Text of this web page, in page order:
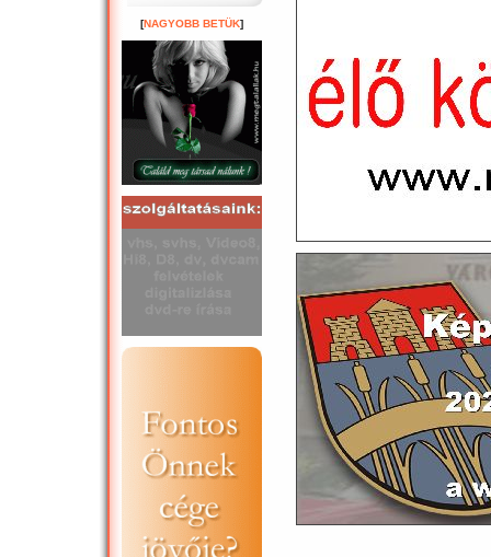
[NAGYOBB BETÜK]